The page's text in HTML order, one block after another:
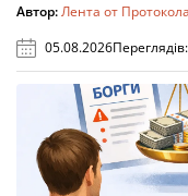
Автор:Лента от Протокола
05.08.2026Переглядів: